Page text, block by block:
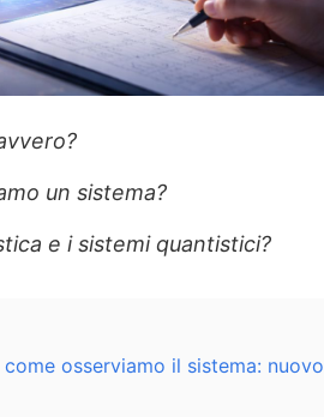
un sistema?
e i sistemi quantistici?
osserviamo il sistema: nuovo